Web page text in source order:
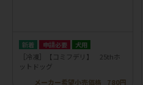
申請必要 犬用
［冷凍］【コミフデリ】 25thホ
ットドッグ
メーカー希望小売価格
780円